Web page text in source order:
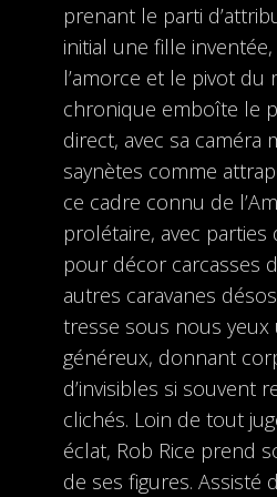
prenant le parti
initial une fille inventée,
l’amorce et le pivot du
chronique emboîte le
direct, avec sa caméra
saynètes comme
ce cadre connu de
prolétaire, avec parties
pour décor carcasses
autres caravanes
tresse sous nous yeux
généreux, donnant
d’invisibles si souvent
clichés. Loin de tout
éclat, Rob Rice prend
de ses figures. Assisté